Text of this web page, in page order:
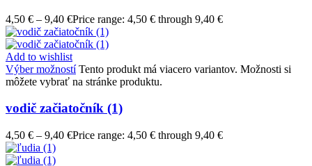
4,50 € – 9,40 €Price range: 4,50 € through 9,40 €
Add to wishlist
Výber možností Tento produkt má viacero variantov. Možnosti si
môžete vybrať na stránke produktu.
vodič začiatočník (1)
4,50 € – 9,40 €Price range: 4,50 € through 9,40 €